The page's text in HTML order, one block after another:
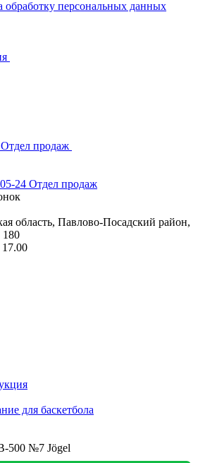
обработку персональных данных
Отдел продаж
24 Отдел продаж
область, Павлово-Посадский район,
для баскетбола
500 №7 Jögel